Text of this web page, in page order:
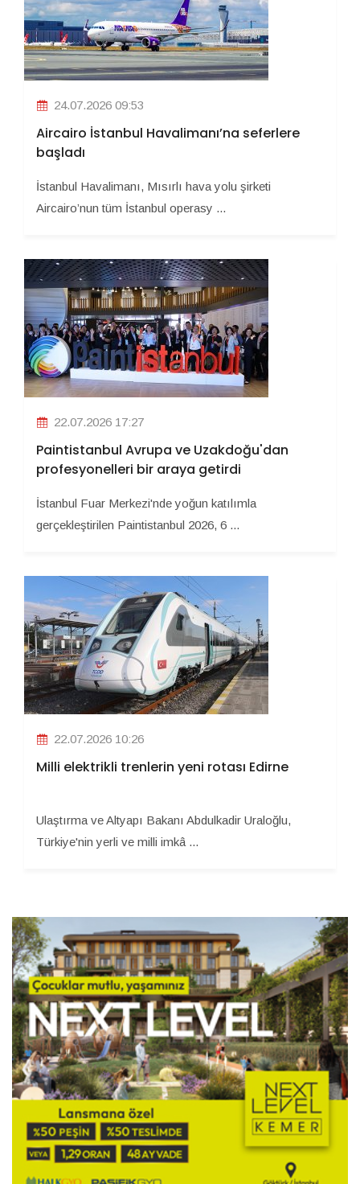
24.07.2026 09:53
Aircairo İstanbul Havalimanı’na seferlere
başladı
İstanbul Havalimanı, Mısırlı hava yolu şirketi
Aircairo’nun tüm İstanbul operasy ...
22.07.2026 17:27
Paintistanbul Avrupa ve Uzakdoğu'dan
profesyonelleri bir araya getirdi
İstanbul Fuar Merkezi'nde yoğun katılımla
gerçekleştirilen Paintistanbul 2026, 6 ...
22.07.2026 10:26
Milli elektrikli trenlerin yeni rotası Edirne
Ulaştırma ve Altyapı Bakanı Abdulkadir Uraloğlu,
Türkiye'nin yerli ve milli imkâ ...